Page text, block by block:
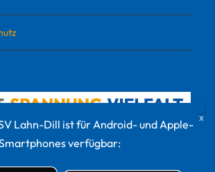
Lahn-Dill ist für Android- und Apple-
verfügbar: